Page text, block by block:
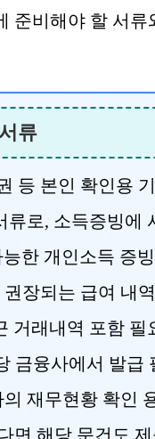
준비해야 할 서
류
등 본인 확인용
류로, 소득증빙에
한 개인소득 증
장되는 급여 내역
거래내역 포함 필
금융사에서 발급
재무현황 확인
면 해당 문건도